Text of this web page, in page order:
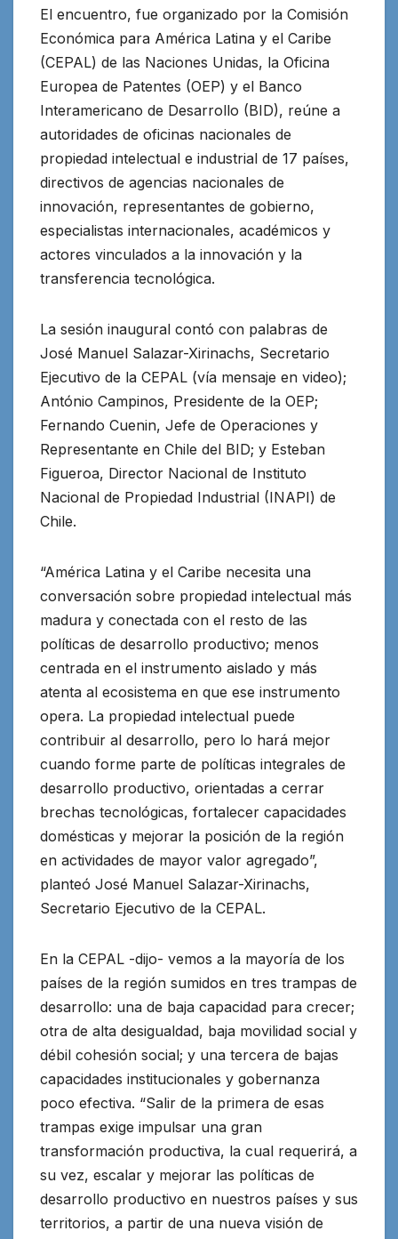
El encuentro, fue organizado por la Comisión
Económica para América Latina y el Caribe
(CEPAL) de las Naciones Unidas, la Oficina
Europea de Patentes (OEP) y el Banco
Interamericano de Desarrollo (BID), reúne a
autoridades de oficinas nacionales de
propiedad intelectual e industrial de 17 países,
directivos de agencias nacionales de
innovación, representantes de gobierno,
especialistas internacionales, académicos y
actores vinculados a la innovación y la
transferencia tecnológica.
La sesión inaugural contó con palabras de
José Manuel Salazar-Xirinachs, Secretario
Ejecutivo de la CEPAL (vía mensaje en video);
António Campinos, Presidente de la OEP;
Fernando Cuenin, Jefe de Operaciones y
Representante en Chile del BID; y Esteban
Figueroa, Director Nacional de Instituto
Nacional de Propiedad Industrial (INAPI) de
Chile.
“América Latina y el Caribe necesita una
conversación sobre propiedad intelectual más
madura y conectada con el resto de las
políticas de desarrollo productivo; menos
centrada en el instrumento aislado y más
atenta al ecosistema en que ese instrumento
opera. La propiedad intelectual puede
contribuir al desarrollo, pero lo hará mejor
cuando forme parte de políticas integrales de
desarrollo productivo, orientadas a cerrar
brechas tecnológicas, fortalecer capacidades
domésticas y mejorar la posición de la región
en actividades de mayor valor agregado”,
planteó José Manuel Salazar-Xirinachs,
Secretario Ejecutivo de la CEPAL.
En la CEPAL -dijo- vemos a la mayoría de los
países de la región sumidos en tres trampas de
desarrollo: una de baja capacidad para crecer;
otra de alta desigualdad, baja movilidad social y
débil cohesión social; y una tercera de bajas
capacidades institucionales y gobernanza
poco efectiva. “Salir de la primera de esas
trampas exige impulsar una gran
transformación productiva, la cual requerirá, a
su vez, escalar y mejorar las políticas de
desarrollo productivo en nuestros países y sus
territorios, a partir de una nueva visión de